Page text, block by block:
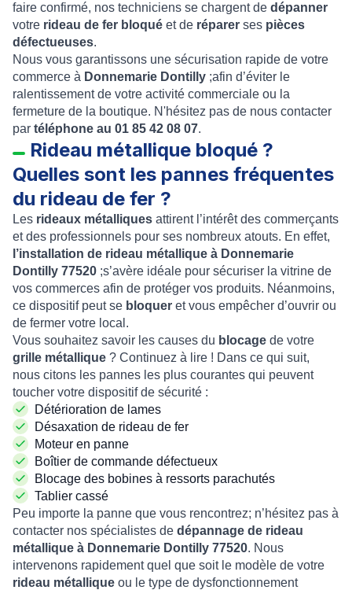
faire confirmé, nos techniciens se chargent de dépanner
votre rideau de fer bloqué et de réparer ses pièces
défectueuses.
Nous vous garantissons une sécurisation rapide de votre
commerce à Donnemarie Dontilly ;afin d’éviter le
ralentissement de votre activité commerciale ou la
fermeture de la boutique. N'hésitez pas de nous contacter
par téléphone au 01 85 42 08 07.
Rideau métallique bloqué ?
Quelles sont les pannes fréquentes
du rideau de fer ?
Les rideaux métalliques attirent l’intérêt des commerçants
et des professionnels pour ses nombreux atouts. En effet,
l’installation de rideau métallique à Donnemarie
Dontilly 77520 ;s’avère idéale pour sécuriser la vitrine de
vos commerces afin de protéger vos produits. Néanmoins,
ce dispositif peut se bloquer et vous empêcher d’ouvrir ou
de fermer votre local.
Vous souhaitez savoir les causes du blocage de votre
grille métallique ? Continuez à lire ! Dans ce qui suit,
nous citons les pannes les plus courantes qui peuvent
toucher votre dispositif de sécurité :
Détérioration de lames
Désaxation de rideau de fer
Moteur en panne
Boîtier de commande défectueux
Blocage des bobines à ressorts parachutés
Tablier cassé
Peu importe la panne que vous rencontrez; n’hésitez pas à
contacter nos spécialistes de dépannage de rideau
métallique à Donnemarie Dontilly 77520. Nous
intervenons rapidement quel que soit le modèle de votre
rideau métallique ou le type de dysfonctionnement